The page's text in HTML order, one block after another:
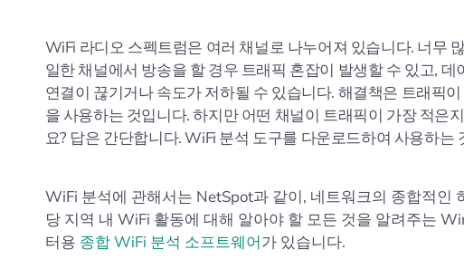
WiFi 라디오 스펙트럼은 여러 채널로 나누어져 있습니다. 너무
일한 채널에서 방송을 할 경우 트래픽 혼잡이 발생할 수 있고, 데
연결이 끊기거나 속도가 저하될 수 있습니다. 해결책은 트래픽
을 사용하는 것입니다. 하지만 어떤 채널이 트래픽이 가장 적은
요? 답은 간단합니다. WiFi 분석 도구를 다운로드하여 사용하는
WiFi 분석에 관해서는 NetSpot과 같이, 네트워크의 종합적인
당 지역 내 WiFi 활동에 대해 알아야 할 모든 것을 알려주는
터용 종합 WiFi 분석 소프트웨어가 있습니다.